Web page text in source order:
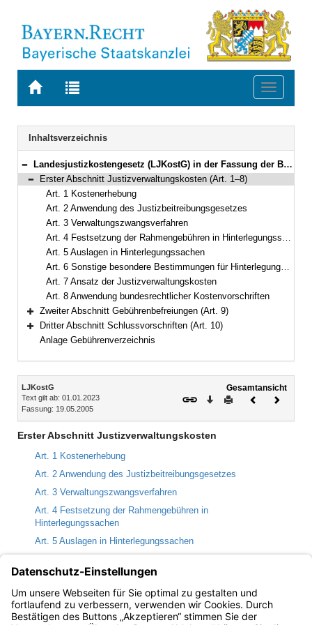
Zur
BAYERN.RECHT
Zur
letzten
Suche
Toggle
Navigation
Inhaltsverzeichnis
Bereich reduzieren
Landesjustizkostengesetz (LJKostG) in der Fassung der Bekanntmachung vom 19. Mai 2005 (GVBl. S. 159) BayRS 36-4-J (Art. 1–10)
Bereich reduzieren
Erster Abschnitt Justizverwaltungskosten (Art. 1–8)
Art. 1 Kostenerhebung
Art. 2 Anwendung des Justizbeitreibungsgesetzes
Art. 3 Verwaltungszwangsverfahren
Art. 4 Festsetzung der Rahmengebühren in Hinterlegungssachen
Art. 5 Auslagen in Hinterlegungssachen
Art. 6 Sonstige besondere Bestimmungen für Hinterlegungssachen
Art. 7 Ansatz der Justizverwaltungskosten
Art. 8 Anwendung bundesrechtlicher Kostenvorschriften
Bereich erweitern
Zweiter Abschnitt Gebührenbefreiungen (Art. 9)
Bereich erweitern
Dritter Abschnitt Schlussvorschriften (Art. 10)
Anlage Gebührenverzeichnis
Inhalt
LJKostG
Text gilt ab: 01.01.2023
Fassung: 19.05.2005
Gesamtansicht
Download
DruckenVorheriges
Erster Abschnitt Justizverwaltungskosten
Art. 1 Kostenerhebung
Art. 2 Anwendung des Justizbeitreibungsgesetzes
Art. 3 Verwaltungszwangsverfahren
Art. 4 Festsetzung der Rahmengebühren in
Hinterlegungssachen
Art. 5 Auslagen in Hinterlegungssachen
Hinterlegungssachen
Art. 7 Ansatz der Justizverwaltungskosten
Art. 8 Anwendung bundesrechtlicher Kostenvorschriften